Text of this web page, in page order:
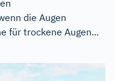
die Augen
für trockene Augen...